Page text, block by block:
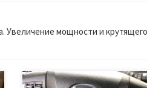
Увеличение мощности и